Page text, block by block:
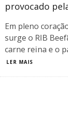
provocado
Em pleno
surge o RIB
carne reina e o
LER MAIS